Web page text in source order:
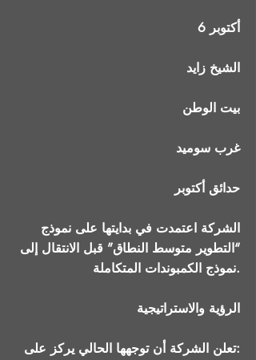
6 أكتوبر
الشيخ زايد
بيت الوطن
غرب سوميد
حدائق أكتوبر
الشركة اعتمدت في بدايتها على نموذج
“التطوير متوسط النطاق” قبل الانتقال إلى
نموذج الكمبوندات المتكاملة.
الرؤية والاستراتيجية
تعلن الشركة أن توجهها الحالي يركز على: